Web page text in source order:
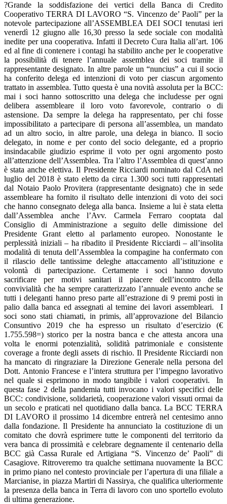
?Grande la soddisfazione dei vertici della Banca di Credito
Cooperativo TERRA DI LAVORO “S. Vincenzo de’ Paoli” per la
notevole partecipazione all’ASSEMBLEA DEI SOCI tenutasi ieri
venerdì 12 giugno alle 16,30 presso la sede sociale con modalità
inedite per una cooperativa. Infatti il Decreto Cura Italia all’art. 106
ed al fine di contenere i contagi ha stabilito anche per le cooperative
la possibilità di tenere l’annuale assemblea dei soci tramite il
rappresentante designato. In altre parole un “nuncius” a cui il socio
ha conferito delega ed intenzioni di voto per ciascun argomento
trattato in assemblea. Tutto questa è una novità assoluta per la BCC:
mai i soci hanno sottoscritto una delega che includesse per ogni
delibera assembleare il loro voto favorevole, contrario o di
astensione. Da sempre la delega ha rappresentato, per chi fosse
impossibilitato a partecipare di persona all’assemblea, un mandato
ad un altro socio, in altre parole, una delega in bianco. Il socio
delegato, in nome e per conto del socio delegante, ed a proprio
insindacabile giudizio esprime il voto per ogni argomento posto
all’attenzione dell’Assemblea. Tra l’altro l’Assemblea di quest’anno
è stata anche elettiva. Il Presidente Ricciardi nominato dal CdA nel
luglio del 2018 è stato eletto da circa 1.300 soci tutti rappresentati
dal Notaio Paolo Provitera (rappresentante designato) che in sede
assembleare ha fornito il risultato delle intenzioni di voto dei soci
che hanno consegnato delega alla banca. Insieme a lui è stata eletta
dall’Assemblea anche l’Avv. Carmela Ferraro cooptata dal
Consiglio di Amministrazione a seguito delle dimissione del
Presidente Grant eletto al parlamento europeo. Nonostante le
perplessità iniziali – ha ribadito il Presidente Ricciardi – all’insolita
modalità di tenuta dell’Assemblea la compagine ha confermato con
il rilascio delle tantissime deleghe attaccamento all’istituzione e
volontà di partecipazione. Certamente i soci hanno dovuto
sacrificare per motivi sanitari il piacere dell’incontro della
convivialità che ha sempre caratterizzato l’annuale evento anche se
tutti i deleganti hanno preso parte all’estrazione di 9 premi posti in
palio dalla banca ed assegnati al temine dei lavori assembleari. I
soci sono stati chiamati, in primis, all’approvazione del Bilancio
Consuntivo 2019 che ha espresso un risultato d’esercizio (€
1.755.598=) storico per la nostra banca e che attesta ancora una
volta le enormi potenzialità, solidità patrimoniale e consistente
coverage a fronte degli assets di rischio. Il Presidente Ricciardi non
ha mancato di ringraziare la Direzione Generale nella persona del
Dott. Antonio Francese e l’intera struttura per l’impegno lavorativo
nel quale si esprimono in modo tangibile i valori cooperativi. In
questa fase 2 della pandemia tutti invocano i valori specifici delle
BCC: condivisione, solidarietà, cooperazione valori vissuti ormai da
un secolo e praticati nel quotidiano dalla banca. La BCC TERRA
DI LAVORO il prossimo 14 dicembre entrerà nel centesimo anno
dalla fondazione. Il Presidente ha annunciato la costituzione di un
comitato che dovrà esprimere tutte le componenti del territorio da
vera banca di prossimità e celebrare degnamente il centenario della
BCC già Cassa Rurale ed Artigiana “S. Vincenzo de’ Paoli” di
Casagiove. Ritroveremo tra qualche settimana nuovamente la BCC
in primo piano nel contesto provinciale per l’apertura di una filiale a
Marcianise, in piazza Martiri di Nassirya, che qualifica ulteriormente
la presenza della banca in Terra di lavoro con uno sportello evoluto
di ultima generazione.